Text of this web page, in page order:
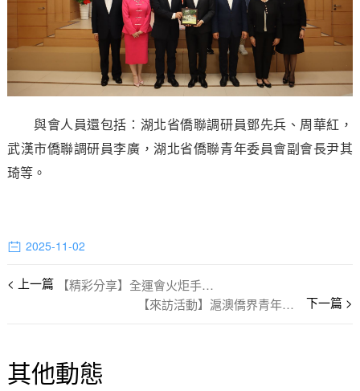
與會人員還包括：湖北省僑聯調研員鄧先兵、周華紅，
武漢市僑聯調研員李廣，湖北省僑聯青年委員會副會長尹其
琦等。
2025-11-02
【精彩分享】全運會火炬手感想
【來訪活動】滬澳僑界青年座談促合作
其他動態